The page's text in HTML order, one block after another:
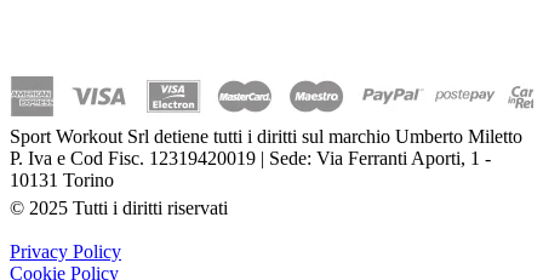
Sport Workout Srl detiene tutti i diritti sul marchio Umberto Miletto
P. Iva e Cod Fisc. 12319420019 | Sede: Via Ferranti Aporti, 1 -
10131 Torino
© 2025 Tutti i diritti riservati
Privacy Policy
Cookie Policy